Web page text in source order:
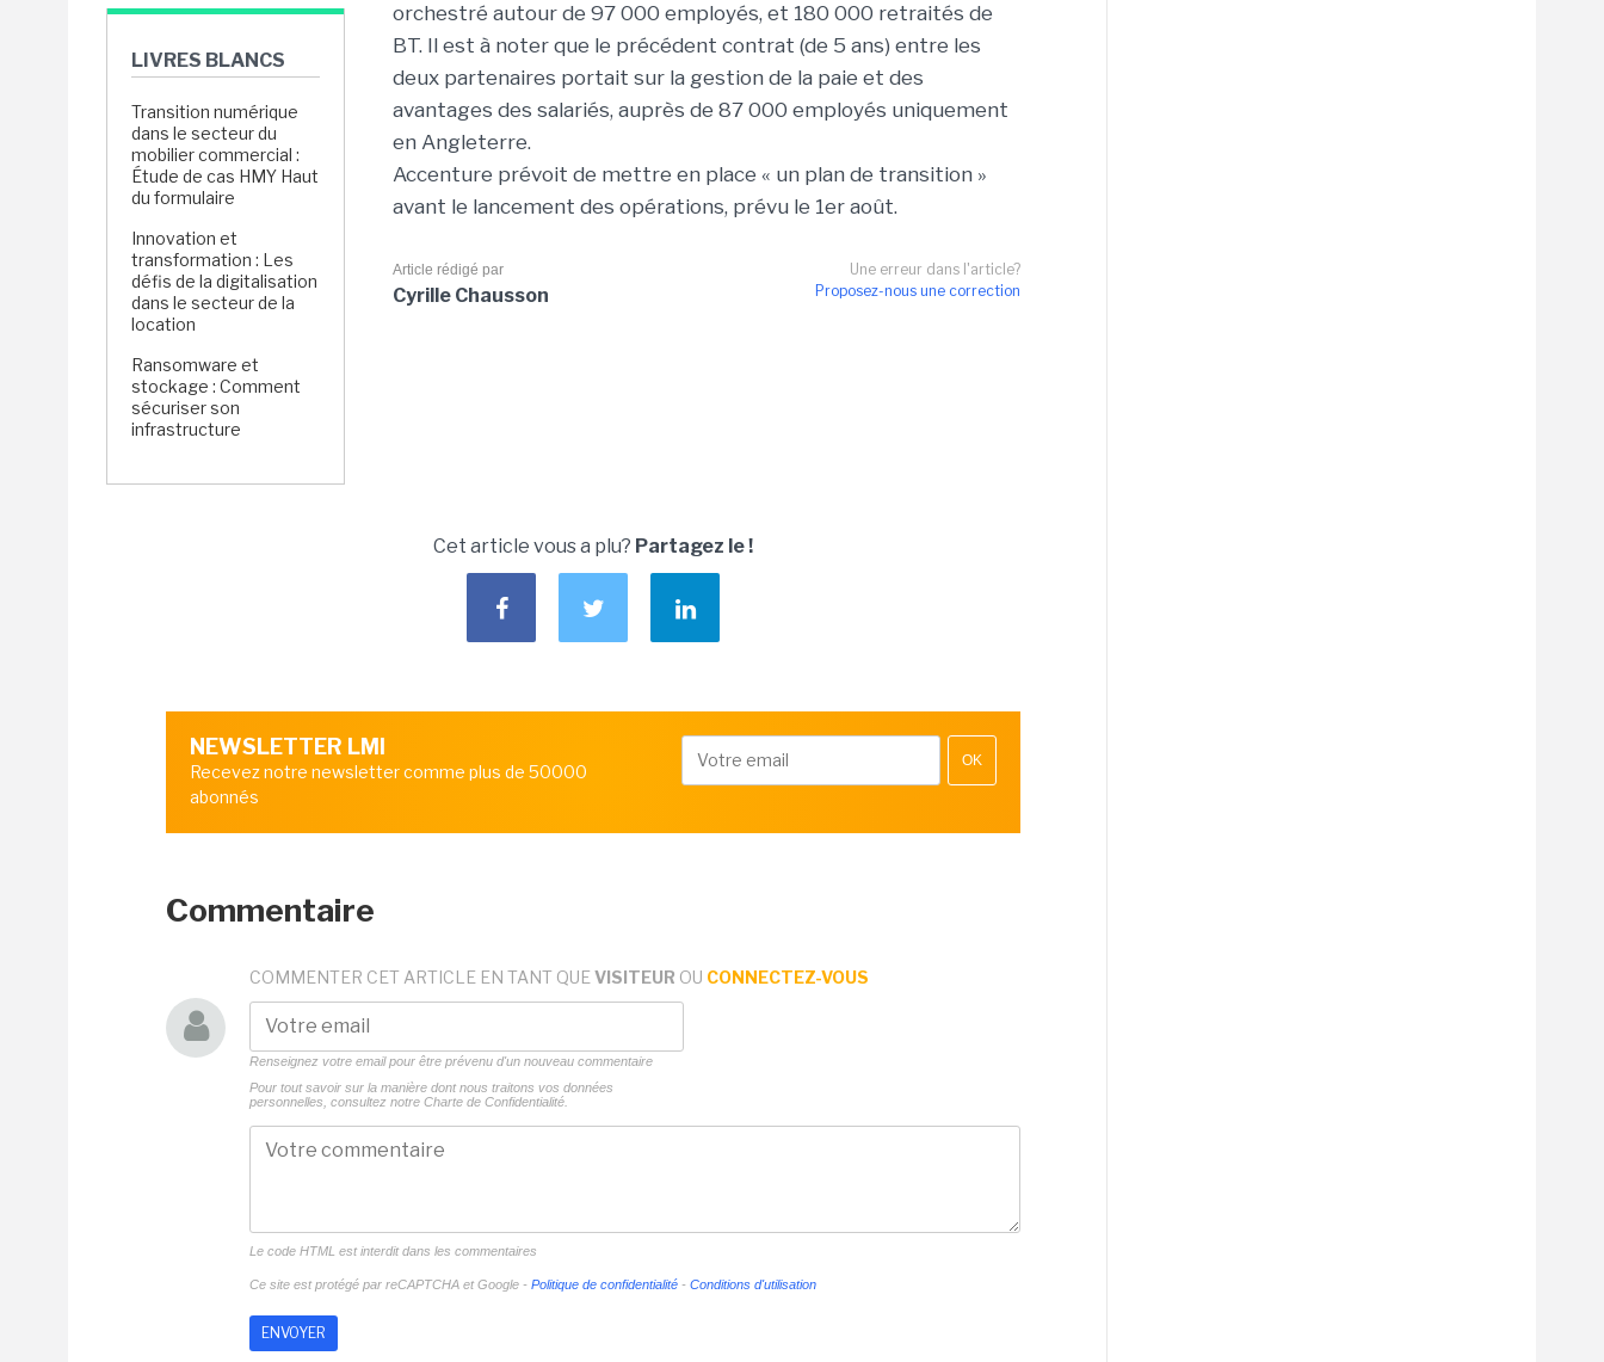
LIVRES BLANCS
Transition numérique
dans le secteur du
mobilier commercial :
Étude de cas HMY Haut
du formulaire
Innovation et
transformation : Les
défis de la digitalisation
dans le secteur de la
location
Ransomware et
stockage : Comment
sécuriser son
infrastructure
orchestré autour de 97 000 employés, et 180 000 retraités de
BT. Il est à noter que le précédent contrat (de 5 ans) entre les
deux partenaires portait sur la gestion de la paie et des
avantages des salariés, auprès de 87 000 employés uniquement
en Angleterre.
Accenture prévoit de mettre en place « un plan de transition »
avant le lancement des opérations, prévu le 1er août.
Une erreur dans l'article?
Proposez-nous une correction
Article rédigé par
Cyrille Chausson
Cet article vous a plu? Partagez le !
NEWSLETTER LMI
Recevez notre newsletter comme plus de 50000
abonnés
OK
Commentaire
COMMENTER CET ARTICLE EN TANT QUE VISITEUR OU CONNECTEZ-VOUS
Renseignez votre email pour être prévenu d'un nouveau commentaire
Pour tout savoir sur la manière dont nous traitons vos données
personnelles, consultez notre Charte de Confidentialité.
Le code HTML est interdit dans les commentaires
Ce site est protégé par reCAPTCHA et Google - Politique de confidentialité - Conditions d'utilisation